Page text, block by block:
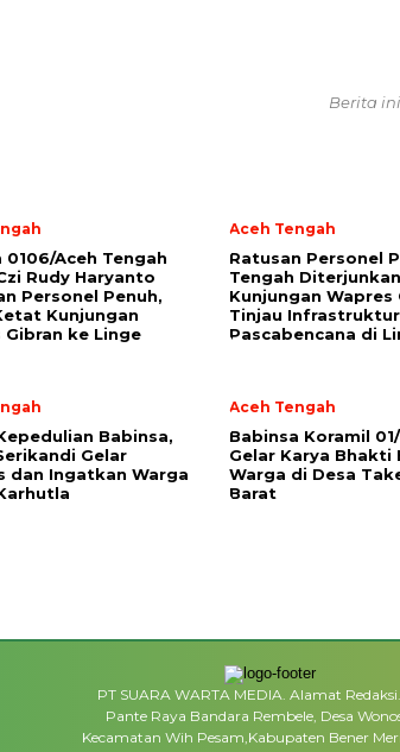
Berita
0106/Aceh Tengah
Rudy Haryanto
Personel Penuh,
Kunjungan
Gibran ke Linge
Aceh Tengah
Ratusan Personel
Tengah
Kunjungan Wapres
Tinjau Infrastruktur
Pascabencana di
Babinsa,
Gelar
dan Ingatkan Warga
Aceh Tengah
‎Babinsa Koramil
Gelar Karya Bhakti
Warga di Desa
Barat
PT SUARA WARTA MEDIA. Alamat
Pante Raya Bandara Rembele, Desa
Kecamatan Wih Pesam,Kabupaten Bener